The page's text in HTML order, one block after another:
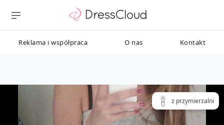
Reklama i współpraca O nas Kontakt
z przymierzalni